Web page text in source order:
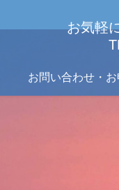
お問い合わせ・
お気軽